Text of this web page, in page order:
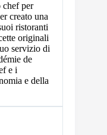
chef per
creato una
ristoranti
originali
servizio di
de
e i
e della